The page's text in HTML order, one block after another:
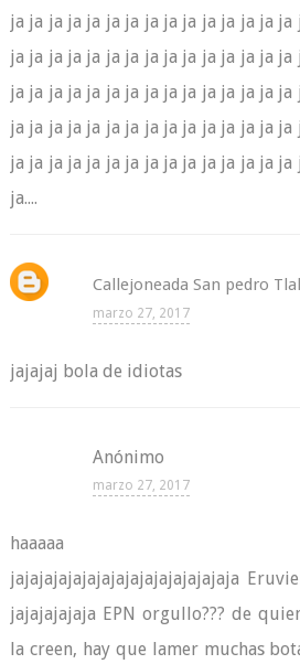
ja ja ja ja ja ja ja ja ja ja ja ja ja ja
ja ja ja ja ja ja ja ja ja ja ja ja ja ja
ja ja ja ja ja ja ja ja ja ja ja ja ja ja
ja ja ja ja ja ja ja ja ja ja ja ja ja ja
ja ja ja ja ja ja ja ja ja ja ja ja ja ja
ja....
Callejoneada San pedro
marzo 27, 2017
jajajaj bola de idiotas
Anónimo
marzo 27, 2017
haaaaa
jajajajajajajajajajajajajajajaja
jajajajajaja EPN orgullo??? de
la creen, hay que lamer muchas